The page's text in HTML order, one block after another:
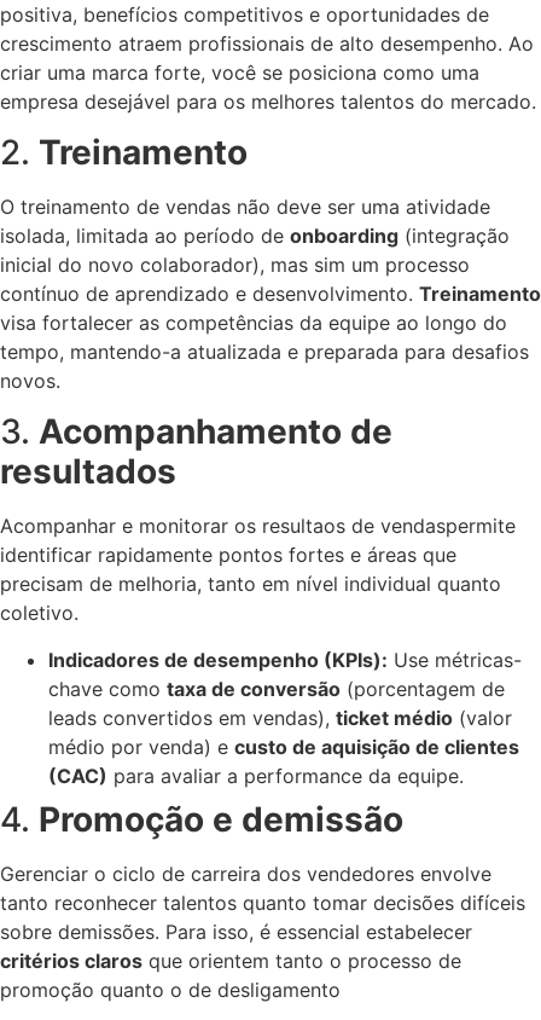
positiva, benefícios competitivos e oportunidades de
crescimento atraem profissionais de alto desempenho. Ao
criar uma marca forte, você se posiciona como uma
empresa desejável para os melhores talentos do mercado.
2. Treinamento
O treinamento de vendas não deve ser uma atividade
isolada, limitada ao período de onboarding (integração
inicial do novo colaborador), mas sim um processo
contínuo de aprendizado e desenvolvimento. Treinamento
visa fortalecer as competências da equipe ao longo do
tempo, mantendo-a atualizada e preparada para desafios
novos.
3. Acompanhamento de
resultados
Acompanhar e monitorar os resultaos de vendaspermite
identificar rapidamente pontos fortes e áreas que
precisam de melhoria, tanto em nível individual quanto
coletivo.
Indicadores de desempenho (KPIs): Use métricas-
chave como taxa de conversão (porcentagem de
leads convertidos em vendas), ticket médio (valor
médio por venda) e custo de aquisição de clientes
(CAC) para avaliar a performance da equipe.
4. Promoção e demissão
Gerenciar o ciclo de carreira dos vendedores envolve
tanto reconhecer talentos quanto tomar decisões difíceis
sobre demissões. Para isso, é essencial estabelecer
critérios claros que orientem tanto o processo de
promoção quanto o de desligamento